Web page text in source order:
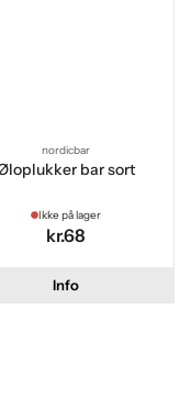
nordicbar
bar sort
Ikke på lager
kr.68
Info